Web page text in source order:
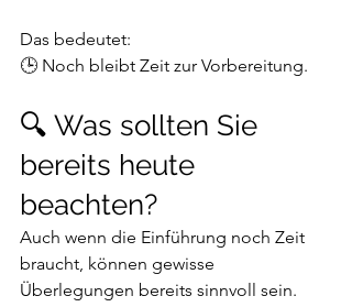
Das bedeutet:
🕒 Noch bleibt Zeit zur Vorbereitung.
🔍 Was sollten Sie
bereits heute
beachten?
Auch wenn die Einführung noch Zeit
braucht, können gewisse
Überlegungen bereits sinnvoll sein.